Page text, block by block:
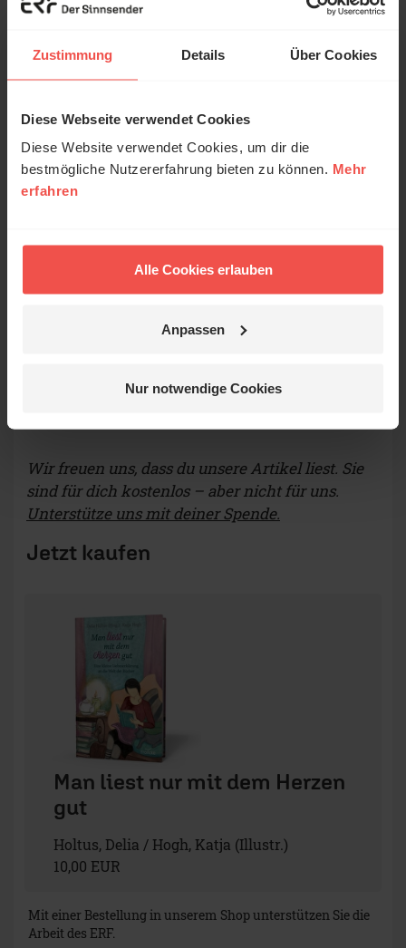
Zustimmung Details Über Cookies
Diese Webseite verwendet Cookies
Diese Website verwendet Cookies, um dir die
bestmögliche Nutzererfahrung bieten zu können. Mehr
erfahren
Alle Cookies erlauben
Anpassen
Nur notwendige Cookies
ich sagen: Er ist da!
Manchmal zeigt er seine Liebe auf unerwartete
Weise – oft anders, als wir es uns je vorgestellt
Wie gefällt dir dieser
ERF.de auf Google bevorzugen
Wir freuen uns, dass du unsere Artikel liest. Sie
sind für dich kostenlos – aber nicht für uns.
Unterstütze uns mit deiner Spende.
Jetzt kaufen
Man liest nur mit dem Herzen
gut
Holtus, Delia / Hogh, Katja (Illustr.)
10,00 EUR
Mit einer Bestellung in unserem Shop unterstützen Sie die
Arbeit des ERF.